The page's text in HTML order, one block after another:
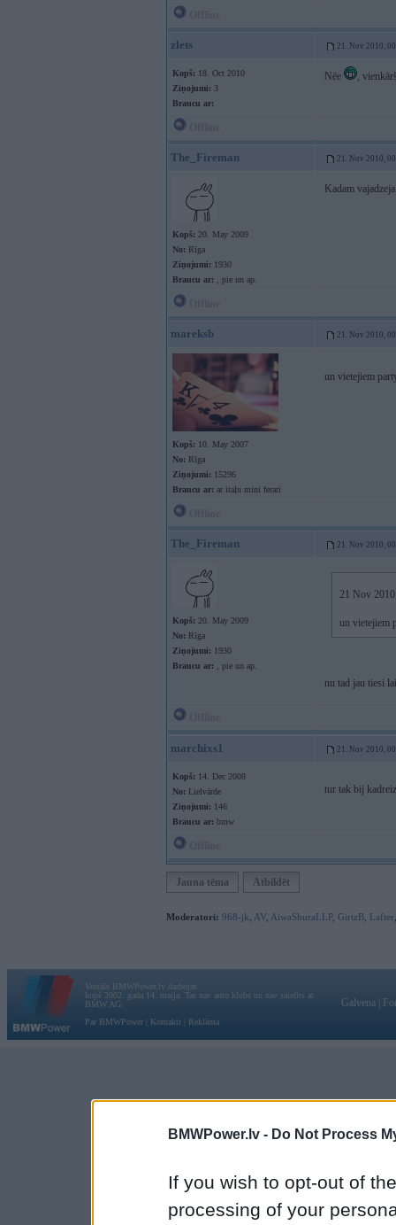
BMWPower.lv - Do Not Process
If you wish to opt-out of
processing of your
zlets 21. Nov 2010,
Kopš: 18. Oct 2010
Ziņojumi: 3
Braucu ar:
Nēe ,
The_Fireman 21. Nov 2010,
Kopš: 20. May 2009
No: Rīga
Ziņojumi: 1930
Braucu ar: , pie un ap.
Kadam
mareksb 21. Nov 2010,
Kopš: 10. May 2007
No: Rīga
Ziņojumi: 15296
Braucu ar: ar itaļu mini ferari
un vietejiem
The_Fireman 21. Nov 2010,
Kopš: 20. May 2009
No: Rīga
Ziņojumi: 1930
Braucu ar: , pie un ap.
21 Nov
un vietejiem
nu tad jau tiesi
marchixs1 21. Nov 2010,
Kopš: 14. Dec 2008
No: Lielvārde
Ziņojumi: 146
Braucu ar: bmw
tur tak bij
Jauna tēma Atbildēt
Moderatori: 968-jk AV AiwaShuraLLP, GirtzB Lafter
Vortāls BMWPower.lv darbojas
kopš 2002. gada 14. maija. Tas nav auto klubs un nav saistīts ar
BMW AG.
Par BMWPower
Kontakti Reklāma
Galvena